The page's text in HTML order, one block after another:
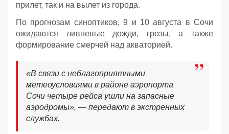
прилет, так и на вылет из города.
По прогнозам синоптиков, 9 и 10 августа в Сочи
ожидаются ливневые дожди, грозы, а также
формирование смерчей над акваторией.
«В связи с неблагоприятными
метеоусловиями в районе аэропорта
Сочи четыре рейса ушли на запасные
аэродромы», — передают в экстренных
службах.